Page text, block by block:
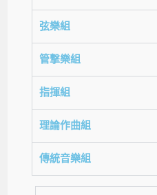
弦樂組
管撃樂組
指揮組
理論作曲組
傳統音樂組